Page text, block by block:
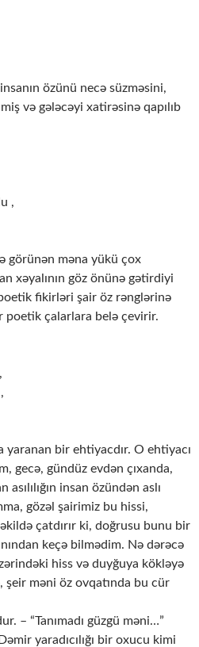
özünü necə süzməsini,
və gələcəyi xatirəsinə qapılıb
,
görünən məna yükü çox
xəyalının göz önünə gətirdiyi
fikirləri şair öz rənglərinə
poetik çalarlara belə çevirir.
yaranan bir ehtiyacdır. O ehtiyacı
gecə, gündüz evdən çıxanda,
insan özündən aslı
gözəl şairimiz bu hissi,
çatdırır ki, doğrusu bunu bir
keçə bilmədim. Nə dərəcə
hiss və duyğuya kökləyə
şeir məni öz ovqatında bu cür
– “Tanımadı güzgü məni…”
yaradıcılığı bir oxucu kimi